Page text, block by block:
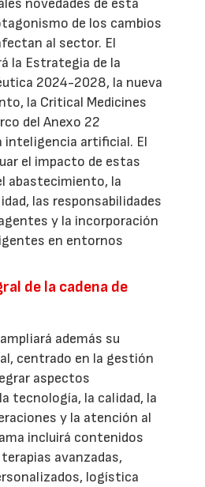
novedades de esta
de los cambios
al sector. El
la Estrategia de la
2024-2028, la nueva
la Critical Medicines
del Anexo 22
inteligencia artificial. El
el impacto de estas
abastecimiento, la
las responsabilidades
y la incorporación
en entornos
de la cadena de
además su
centrado en la gestión
aspectos
tecnología, la calidad, la
y la atención al
incluirá contenidos
avanzadas,
logística